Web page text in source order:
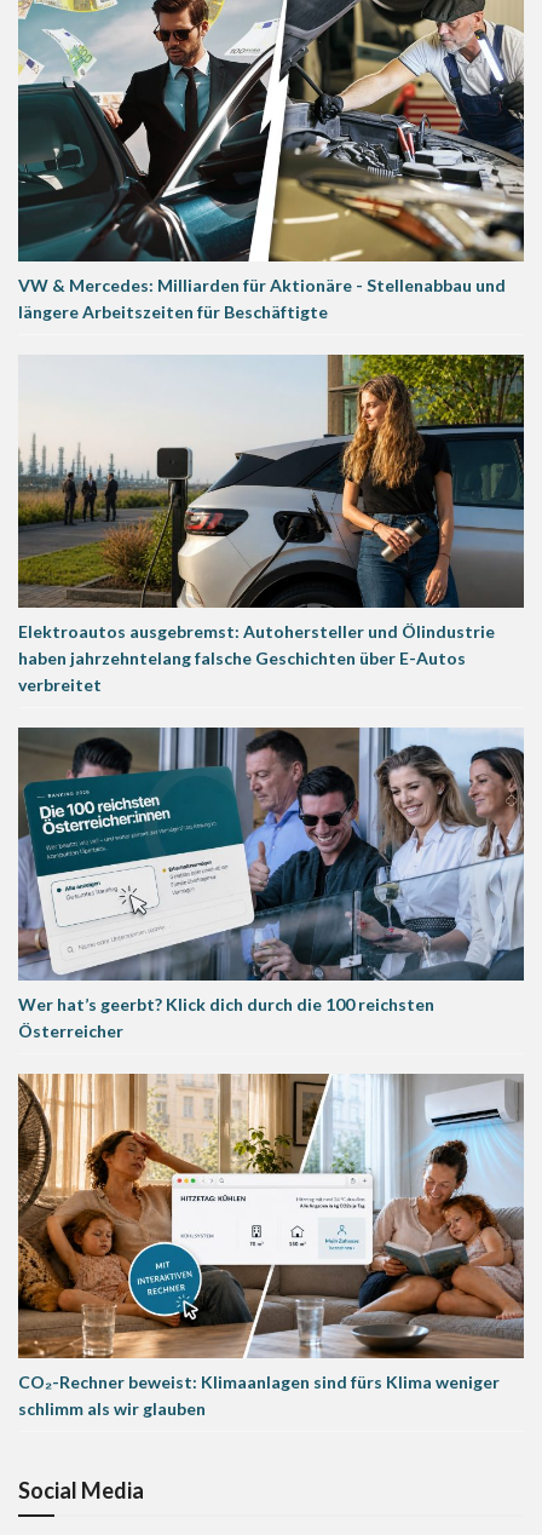
VW & Mercedes: Milliarden für Aktionäre - Stellenabbau und
längere Arbeitszeiten für Beschäftigte
Elektroautos ausgebremst: Autohersteller und Ölindustrie
haben jahrzehntelang falsche Geschichten über E-Autos
verbreitet
Wer hat’s geerbt? Klick dich durch die 100 reichsten
Österreicher
CO₂-Rechner beweist: Klimaanlagen sind fürs Klima weniger
schlimm als wir glauben
Social Media